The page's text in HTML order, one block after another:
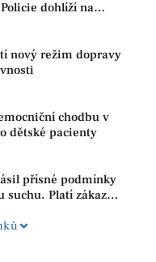
dohlíží na
přírody
nový režim dopravy
chodbu v
dětské pacienty
přísné podmínky
Platí zákaz